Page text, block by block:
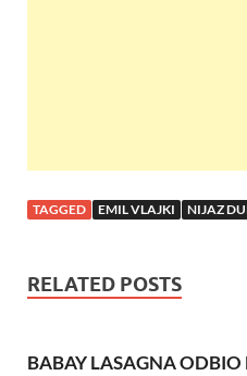
TAGGED EMIL VLAJKI NIJAZ
RELATED POSTS
BABAY LASAGNA